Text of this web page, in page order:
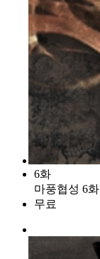
6화
마풍협성 6화
무료